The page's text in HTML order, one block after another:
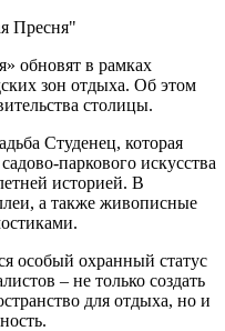
обновят в рамках
зон отдыха. Об этом
столицы.
Студенец, которая
паркового искусства
историей. В
а также живописные
особый охранный статус
– не только создать
для отдыха, но и